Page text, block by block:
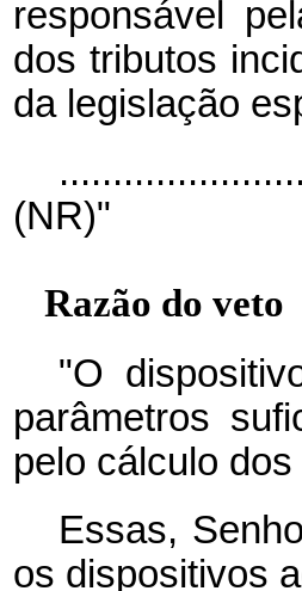
responsável
dos tributos
da legislação
(NR)"
Razão do veto
"O
parâmetros
pelo cálculo
Essas,
os dispositivos